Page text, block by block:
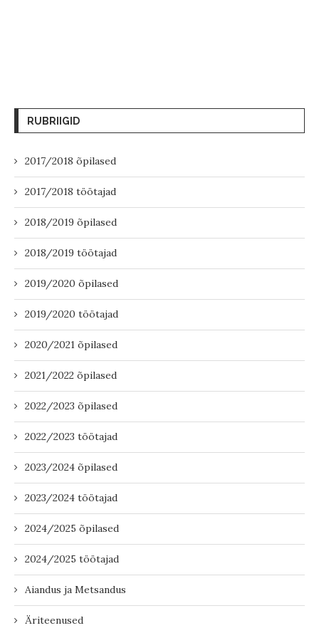
RUBRIIGID
2017/2018 õpilased
2017/2018 töötajad
2018/2019 õpilased
2018/2019 töötajad
2019/2020 õpilased
2019/2020 töötajad
2020/2021 õpilased
2021/2022 õpilased
2022/2023 õpilased
2022/2023 töötajad
2023/2024 õpilased
2023/2024 töötajad
2024/2025 õpilased
2024/2025 töötajad
Aiandus ja Metsandus
Äriteenused